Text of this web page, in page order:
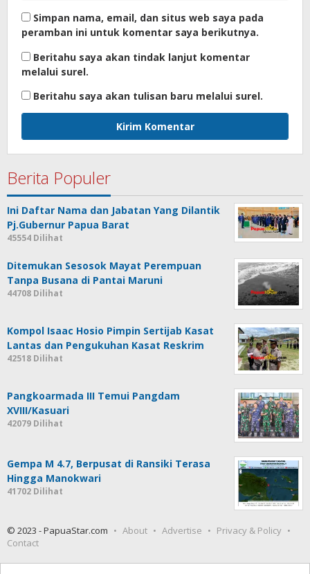
Simpan nama, email, dan situs web saya pada
peramban ini untuk komentar saya berikutnya.
Beritahu saya akan tindak lanjut komentar
melalui surel.
Beritahu saya akan tulisan baru melalui surel.
Berita Populer
Ini Daftar Nama dan Jabatan Yang Dilantik
Pj.Gubernur Papua Barat
45554 Dilihat
Ditemukan Sesosok Mayat Perempuan
Tanpa Busana di Pantai Maruni
44708 Dilihat
Kompol Isaac Hosio Pimpin Sertijab Kasat
Lantas dan Pengukuhan Kasat Reskrim
42518 Dilihat
Pangkoarmada III Temui Pangdam
XVIII/Kasuari
42079 Dilihat
Gempa M 4.7, Berpusat di Ransiki Terasa
Hingga Manokwari
41702 Dilihat
© 2023 - PapuaStar.com About Advertise
Privacy & Policy
Contact